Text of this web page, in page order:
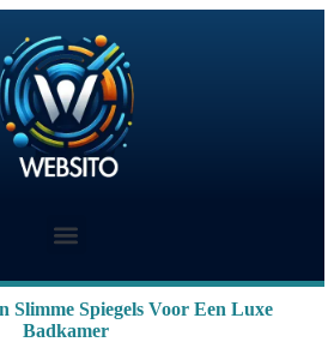
Slimme Spiegels Voor Een Luxe
Badkamer